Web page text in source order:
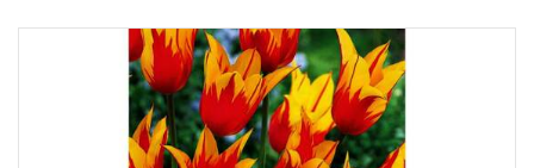
La boutique
Promotions et évènements
Conseils